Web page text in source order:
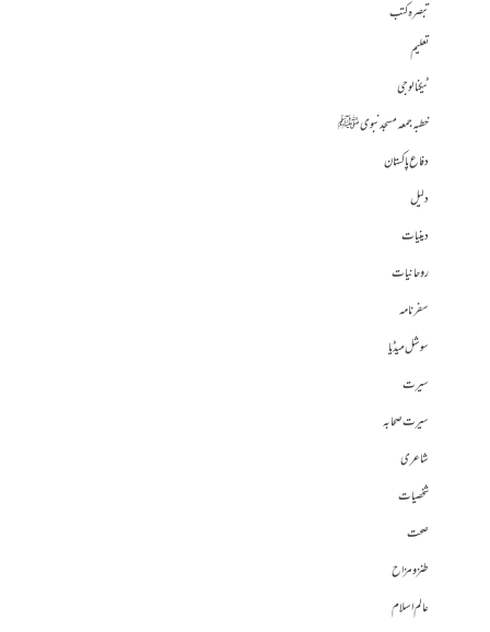
تبصرہ کتب
تعلیم
ٹیکنالوجی
خطبہ جمعہ مسجد نبوی ﷺ
دفاع پاکستان
دلیل
دینیات
روحانیات
سفرنامہ
سوشل میڈیا
سیرت
سیرت صحابہ
شاعری
شخصیات
صحت
طنز و مزاح
عالم اسلام